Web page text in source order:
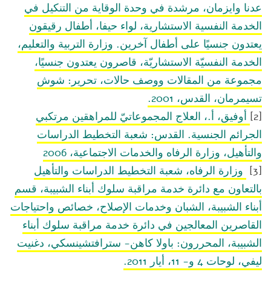
عدنا وايزمان، مرشدة في وحدة الوقاية من التنكيل في
الخدمة النفسية الاستشارية، لواء حيفا، أطفال رقيقون
يعتدون جنسيًا على أطفال آخرين. وزارة التربية والتعليم،
الخدمة النفسيّة الاستشاريّة، قاصرون يعتدون جنسيًا،
مجموعة من المقالات ووصف حالات، تحرير: شوش
تسيمرمان، القدس، 2001.
[2]
أوفيق، أ.، العلاج المجموعاتيّ للمراهقين مرتكبي
الجرائم الجنسية. القدس: شعبة التخطيط الدراسات
والتأهيل، وزارة الرفاه والخدمات الاجتماعية، 2006
[3]
وزارة الرفاه، شعبة التخطيط الدراسات والتأهيل
بالتعاون مع دائرة خدمة مراقبة سلوك أبناء الشبيبة، قسم
أبناء الشبيبة، الشبان وخدمات الإصلاح، خصائص واحتياجات
القاصرين المعالجين في دائرة خدمة مراقبة سلوك أبناء
الشبيبة، المحررون: باولا كاهن- سترافتشينسكي، دغنيت
ليفي، لوحات 4 و- 11، أيار 2011.